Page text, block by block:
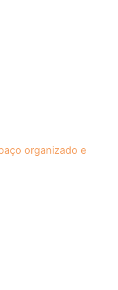
organizado e